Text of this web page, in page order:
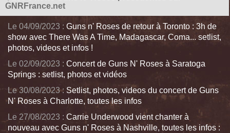
GNRFrance.net
Le 04/09/2023 : Guns n' Roses de retour à Toronto : 3h de
show avec There Was A Time, Madagascar, Coma... setlist,
photos, videos et infos !
Le 02/09/2023 : Concert de Guns N' Roses à Saratoga
Springs : setlist, photos et vidéos
Le 30/08/2023 : Setlist, photos, videos du concert de Guns
N' Roses à Charlotte, toutes les infos
Le 27/08/2023 : Carrie Underwood vient chanter à
nouveau avec Guns n' Roses à Nashville, toutes les infos :